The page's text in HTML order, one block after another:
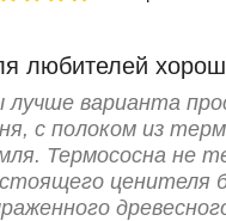
любителей
лучше варианта
с полоком из
Термососна не
ценителя